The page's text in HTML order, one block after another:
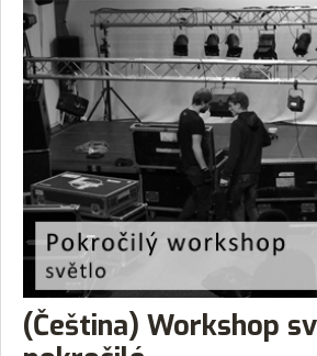
(Čeština) Workshop